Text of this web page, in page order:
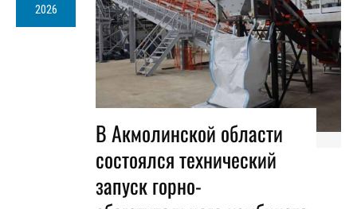
2026
В Акмолинской области
состоялся технический
запуск горно-